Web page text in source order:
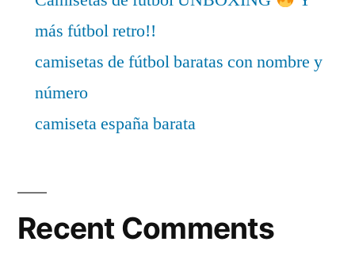
más fútbol retro!!
camisetas de fútbol baratas con nombre y
número
camiseta españa barata
Recent Comments